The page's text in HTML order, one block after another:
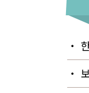
・
・